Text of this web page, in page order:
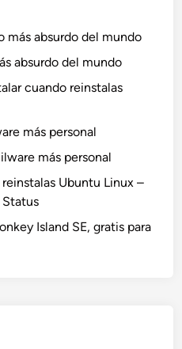
más absurdo del mundo
absurdo del mundo
cuando reinstalas
más personal
más personal
Ubuntu Linux –
Island SE, gratis para